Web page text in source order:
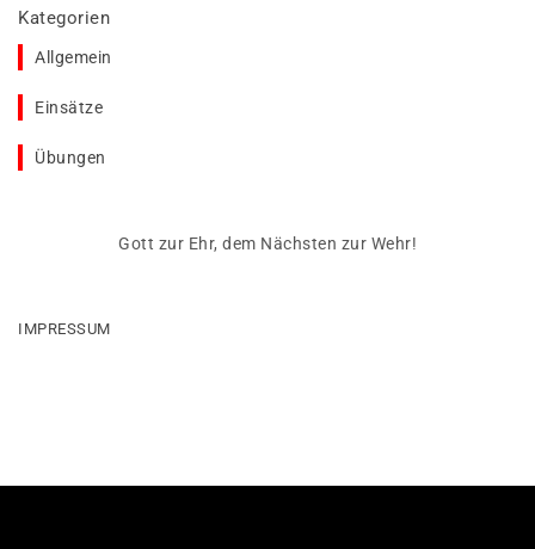
Kategorien
Allgemein
Einsätze
Übungen
Gott zur Ehr, dem Nächsten zur Wehr!
IMPRESSUM